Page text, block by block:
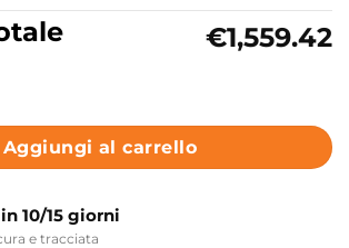
€1,559.42
con cassetto e lavabo in ceramica
Aggiungi al carrello
10/15 giorni
e tracciata